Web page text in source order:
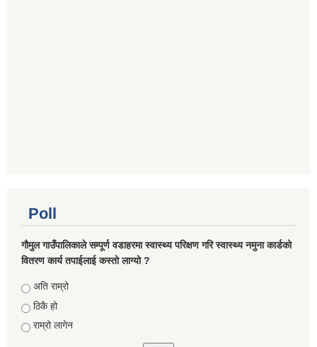
Poll
गौमुल गाउँपालिकाले सम्पूर्ण वडाहरमा स्वास्थ्य परिक्षण गरि स्वास्थ्य नमुना कार्डको
वितरण कार्य तपाईलाई कस्तो लाग्यो ?
Choices
अति राम्रो
ठिकै हो
राम्रो लागेन